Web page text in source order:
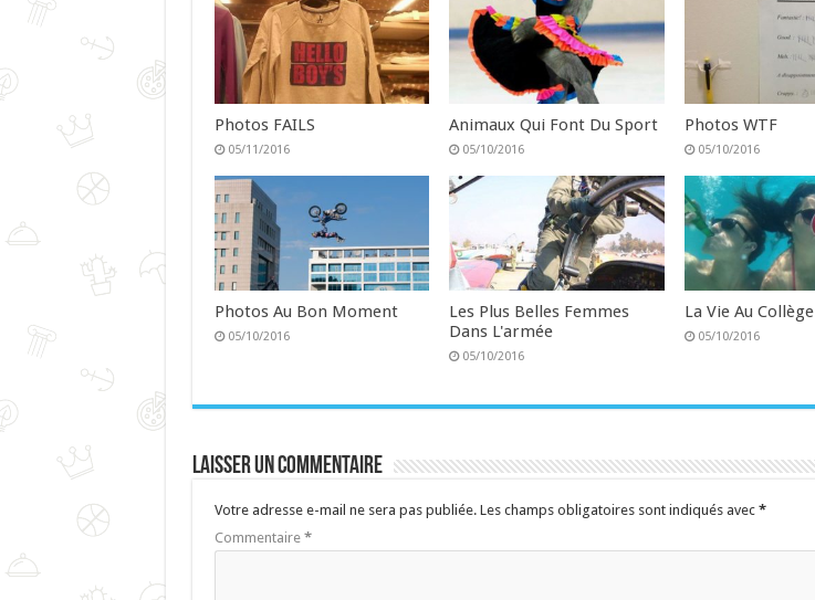
Photos FAILS
05/11/2016
Animaux Qui Font Du Sport
05/10/2016
Photos WTF
05/10/2016
Photos Au Bon Moment
05/10/2016
Les Plus Belles Femmes
Dans L'armée
05/10/2016
La Vie Au Collège
05/10/2016
Laisser un commentaire
Votre adresse e-mail ne sera pas publiée. Les champs obligatoires sont indiqués avec *
Commentaire *